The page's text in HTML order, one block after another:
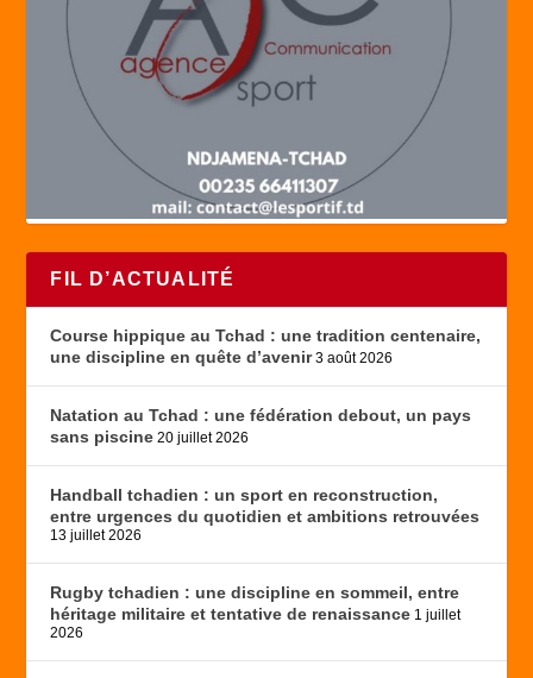
FIL D’ACTUALITÉ
Course hippique au Tchad : une tradition centenaire,
une discipline en quête d’avenir 3 août 2026
Natation au Tchad : une fédération debout, un pays
sans piscine 20 juillet 2026
Handball tchadien : un sport en reconstruction,
entre urgences du quotidien et ambitions retrouvées
13 juillet 2026
Rugby tchadien : une discipline en sommeil, entre
héritage militaire et tentative de renaissance 1 juillet
2026